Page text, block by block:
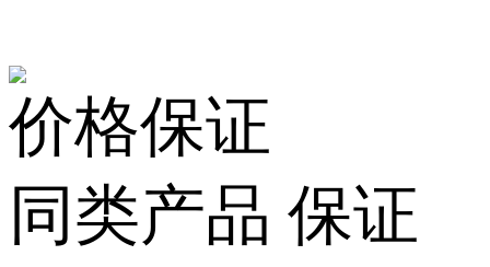
价格保证
同类产品 保证